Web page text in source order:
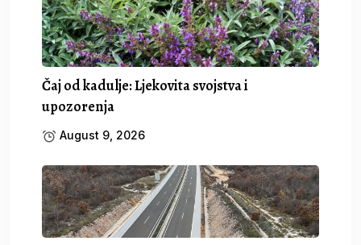
Čaj od kadulje: Ljekovita svojstva i
upozorenja
August 9, 2026